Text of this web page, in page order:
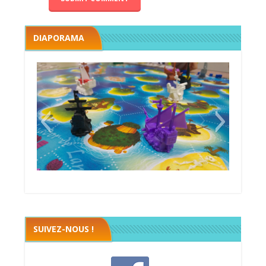
DIAPORAMA
SUIVEZ-NOUS !